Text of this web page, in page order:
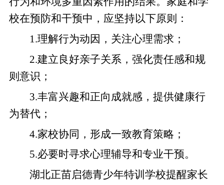
校在预防和干预中，应坚持以下原则：
1.理解行为动因，关注心理需求；
2.建立良好亲子关系，强化责任感和规
则意识；
3.丰富兴趣和正向成就感，提供健康行
为替代；
4.家校协同，形成一致教育策略；
5.必要时寻求心理辅导和专业干预。
湖北正苗启德青少年特训学校提醒家长